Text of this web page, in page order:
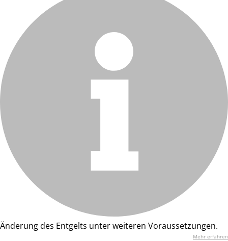
Änderung des Entgelts unter weiteren Voraussetzungen.
Mehr erfahren